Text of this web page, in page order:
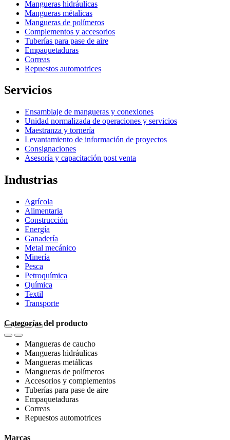
Mangueras hidráulicas
Mangueras métalicas
Mangueras de polímeros
Complementos y accesorios
Tuberías para pase de aire
Empaquetaduras
Correas
Repuestos automotrices
Servicios
Ensamblaje de mangueras y conexiones
Unidad normalizada de operaciones y servicios
Maestranza y tornería
Levantamiento de información de proyectos
Consignaciones
Asesoría y capacitación post venta
Industrias
Agrícola
Alimentaria
Construcción
Energía
Ganadería
Metal mecánico
Minería
Pesca
Petroquímica
Química
Textil
Transporte
Categorías del producto
Mangueras de caucho
Mangueras hidráulicas
Mangueras metálicas
Mangueras de polímeros
Accesorios y complementos
Tuberías para pase de aire
Empaquetaduras
Correas
Repuestos automotrices
Marcas